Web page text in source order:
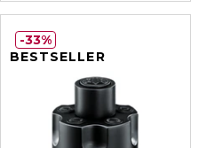
BESTSELLER
33%